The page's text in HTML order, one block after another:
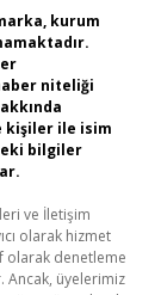
kurum
niteliği
kişiler ile isim
bilgiler
ve İletişim
olarak hizmet
olarak denetleme
Ancak, üyelerimiz